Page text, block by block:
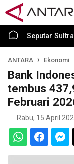
Seputar Sultra
ANTARA Ekonomi
Bank
tembus
Februari
Rabu, 15 April